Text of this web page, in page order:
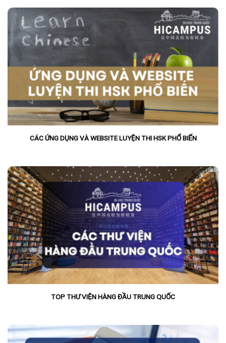
CÁC ỨNG DỤNG VÀ WEBSITE LUYỆN THI HSK PHỔ BIẾN
TOP THƯ VIỆN HÀNG ĐẦU TRUNG QUỐC